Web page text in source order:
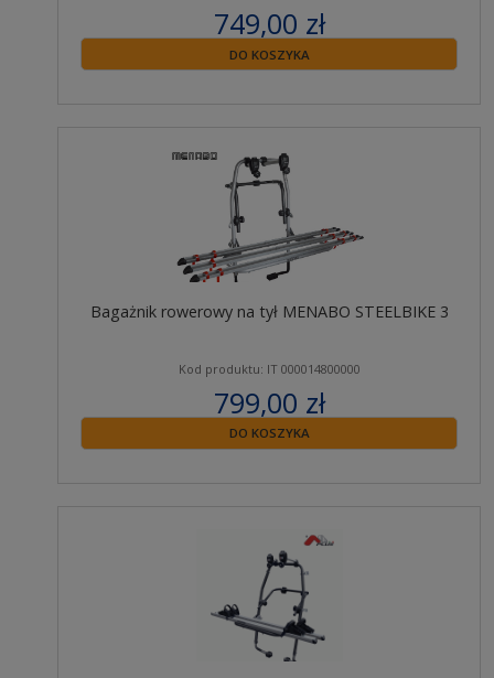
749,00 zł
zawiera 23% VAT
DO KOSZYKA
Bagażnik rowerowy na tył MENABO STEELBIKE 3
Kod produktu: IT 000014800000
799,00 zł
zawiera 23% VAT
DO KOSZYKA